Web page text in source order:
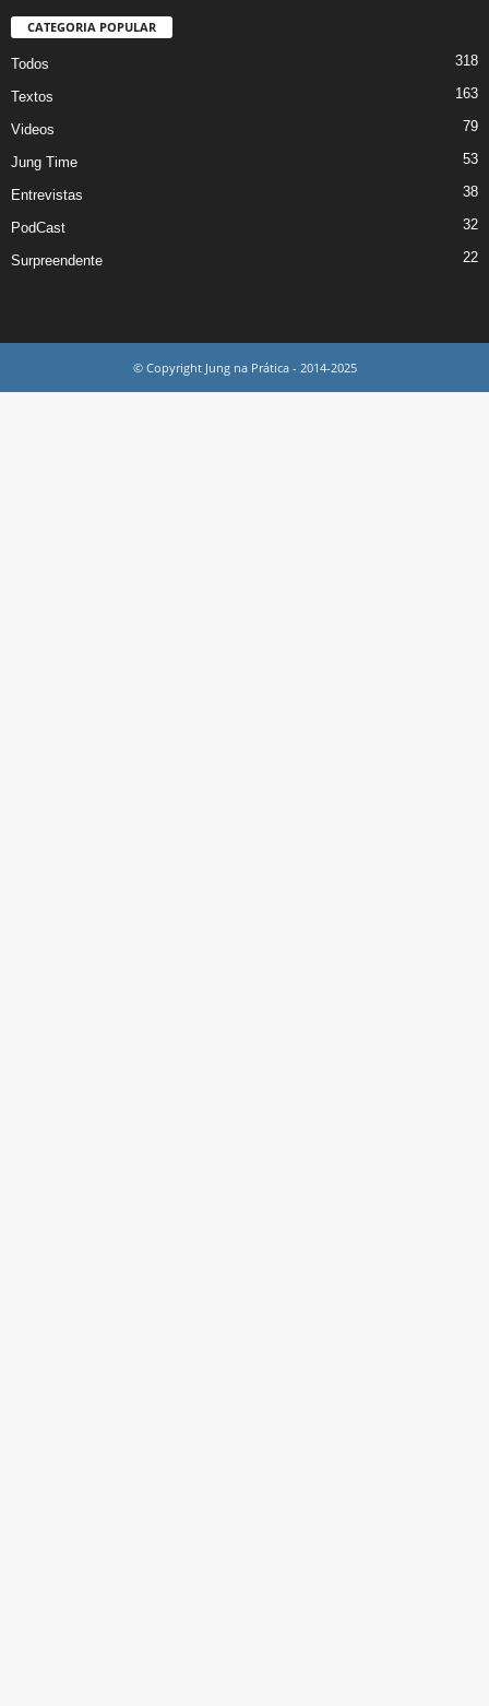
CATEGORIA POPULAR
Todos 318
Textos 163
Videos 79
Jung Time 53
Entrevistas 38
PodCast 32
Surpreendente 22
© Copyright Jung na Prática - 2014-2025